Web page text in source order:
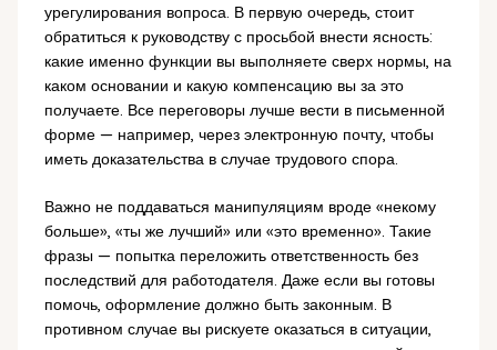
урегулирования вопроса. В первую очередь, стоит
обратиться к руководству с просьбой внести ясность:
какие именно функции вы выполняете сверх нормы, на
каком основании и какую компенсацию вы за это
получаете. Все переговоры лучше вести в письменной
форме — например, через электронную почту, чтобы
иметь доказательства в случае трудового спора.
Важно не поддаваться манипуляциям вроде «некому
больше», «ты же лучший» или «это временно». Такие
фразы — попытка переложить ответственность без
последствий для работодателя. Даже если вы готовы
помочь, оформление должно быть законным. В
противном случае вы рискуете оказаться в ситуации,